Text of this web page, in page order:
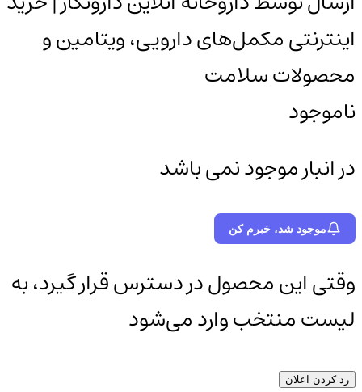
اینترنتی مکمل‌های دارویی، ویتامین و
محصولات سلامت
ناموجود
در انبار موجود نمی باشد
موجود شد، خبرم کن
وقتی این محصول در دسترس قرار گیرد، به
لیست منتخب وارد می‌شود
رد کردن اعلان